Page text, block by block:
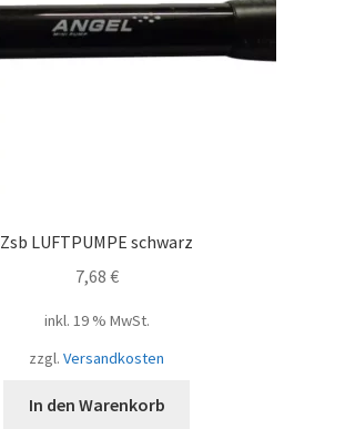
Zsb LUFTPUMPE schwarz
7,68 €
inkl. 19 % MwSt.
zzgl. Versandkosten
In den Warenkorb